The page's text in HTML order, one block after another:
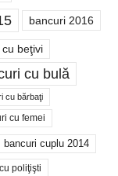
bancuri 2016
cu beţivi
cu bulă
cu bărbaţi
cu femei
bancuri cuplu 2014
poliţişti